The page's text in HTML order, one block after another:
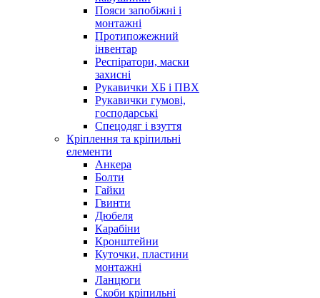
Пояси запобіжні і
монтажні
Протипожежний
інвентар
Респіратори, маски
захисні
Рукавички ХБ і ПВХ
Рукавички гумові,
господарські
Спецодяг і взуття
Кріплення та кріпильні
елементи
Анкера
Болти
Гайки
Гвинти
Дюбеля
Карабіни
Кронштейни
Куточки, пластини
монтажні
Ланцюги
Скоби кріпильні